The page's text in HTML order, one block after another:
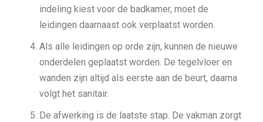
indeling kiest voor de badkamer, moet de
leidingen daarnaast ook verplaatst worden.
Als alle leidingen op orde zijn, kunnen de nieuwe
onderdelen geplaatst worden. De tegelvloer en
wanden zijn altijd als eerste aan de beurt, daarna
volgt het sanitair.
De afwerking is de laatste stap. De vakman zorgt